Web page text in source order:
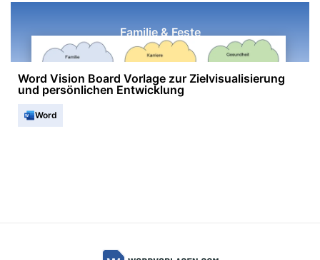
Familie & Feste
Word Vision Board Vorlage zur Zielvisualisierung
und persönlichen Entwicklung
Word